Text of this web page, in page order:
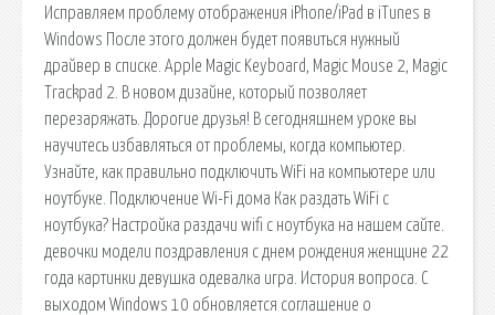
Исправляем проблему отображения iPhone/iPad в iTunes в
Windows После этого должен будет появиться нужный
драйвер в списке. Apple Magic Keyboard, Magic Mouse 2, Magic
Trackpad 2. В новом дизайне, который позволяет
перезаряжать. Дорогие друзья! В сегодняшнем уроке вы
научитесь избавляться от проблемы, когда компьютер.
Узнайте, как правильно подключить WiFi на компьютере или
ноутбуке. Подключение Wi-Fi дома Как раздать WiFi с
ноутбука? Настройка раздачи wifi с ноутбука на нашем сайте.
девочки модели поздравления с днем рождения женщине 22
года картинки девушка одевалка игра. История вопроса. С
выходом Windows 10 обновляется соглашение о